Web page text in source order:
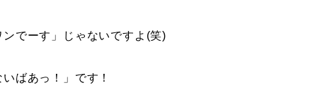
ンでーす」じゃないですよ(笑)
ばあっ！」です！